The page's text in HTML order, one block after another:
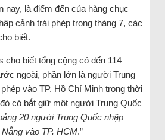
nay, là điểm đến của hàng chục
cảnh trái phép trong tháng 7, các
biết.
cho biết tổng cộng có đến 114
ngoài, phần lớn là người Trung
vào TP. Hồ Chí Minh trong thời
có bắt giữ một người Trung Quốc
20 người Trung Quốc nhập
vào TP. HCM.”